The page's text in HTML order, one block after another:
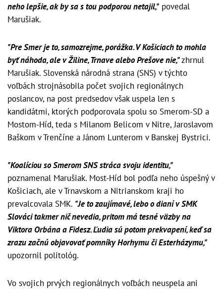
neho lepšie, ak by sa s tou podporou netajil," povedal
Marušiak.
"Pre Smer je to, samozrejme, porážka. V Košiciach to mohla
byť náhoda, ale v Žiline, Trnave alebo Prešove nie,"zhrnul
Marušiak. Slovenská národná strana (SNS) v týchto
voľbách strojnásobila počet svojich regionálnych
poslancov, na post predsedov však uspela len s
kandidátmi, ktorých podporovala spolu so Smerom-SD a
Mostom-Híd, teda s Milanom Belicom v Nitre, Jaroslavom
Baškom v Trenčíne a Jánom Lunterom v Banskej Bystrici.
"Koalíciou so Smerom SNS stráca svoju identitu,"
poznamenal Marušiak. Most-Híd bol podľa neho úspešný v
Košiciach, ale v Trnavskom a Nitrianskom kraji ho
prevalcovala SMK. "Je to zaujímavé, lebo o dianí v SMK
Slováci takmer nič nevedia, pritom má tesné väzby na
Viktora Orbána a Fidesz. Ľudia sú potom prekvapení, keď sa
zrazu začnú objavovať pomníky Horhymu či Esterházymu,"
upozornil politológ.
Vo svojich prvých regionálnych voľbách neuspela ani